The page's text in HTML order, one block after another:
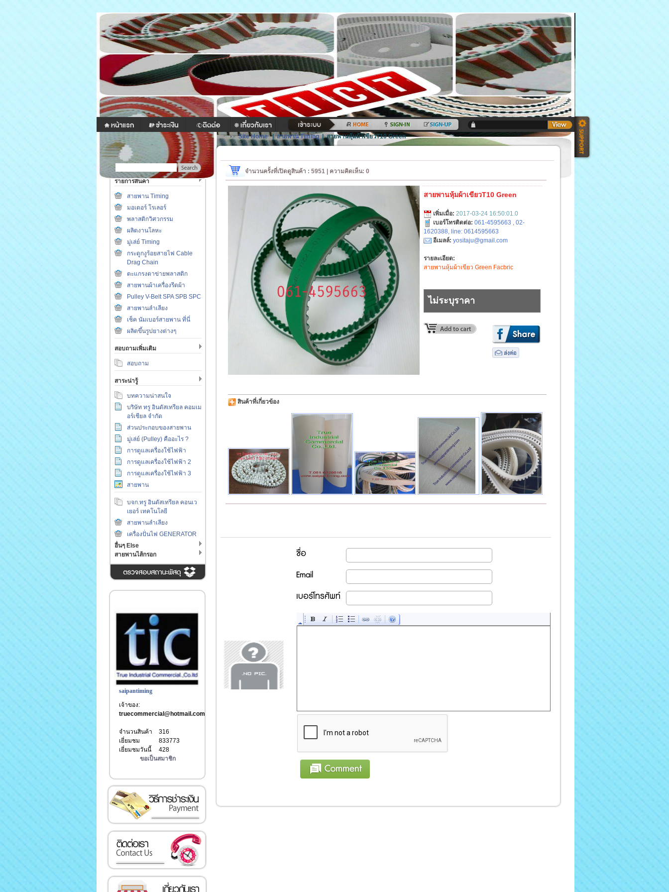
รายการสินค้า
สายพาน Timing
มอเตอร์ โรเลอร์
พลาสติกวิศวกรรม
ผลิตงานโลหะ
มู่เล่ย์ Timing
กระดูกงูร้อยสายไฟ Cable
Drag Chain
ตะแกรงตาข่ายพลาสติก
สายพานผ้าเครื่องรีดผ้า
Pulley V-Belt SPA SPB SPC
สายพานลำเลียง
เช็ค นัมเบอร์สายพาน ที่นี่
ผลิตขึ้นรูปยางต่างๆ
สอบถามเพิ่มเติม
สอบถาม
สาระน่ารู้
บทความน่าสนใจ
บริษัท ทรู อินดัสเทรียล คอมเม
อร์เชียล จำกัด
ส่วนประกอบของสายพาน
มู่เล่ย์ (Pulley) คืออะไร ?
การดูแลเครื่องใช้ไฟฟ้า
การดูแลเครื่องใช้ไฟฟ้า 2
การดูแลเครื่องใช้ไฟฟ้า 3
สายพาน
บจก.ทรู อินดัสเทรียล คอนเว
เยอร์ เทคโนโลยี
สายพานลำเลียง
เครื่องปั่นไฟ GENERATOR
อื่นๆ Else
สายพานไส้กรอก
saipantiming
เจ้าของ:
truecommercial@hotmail.com
จำนวนสินค้า
316
เยี่ยมชม
833773
เยี่ยมชมวันนี้
428
ขอเป็นสมาชิก
Site Home|สายพาน Timing|สายพานหุ้มผ้าเขียวT10 Green
จำนวนครั้งที่เปิดดูสินค้า : 5951 | ความคิดเห็น: 0
สายพานหุ้มผ้าเขียวT10 Green
เพิ่มเมื่อ: 2017-03-24 16:50:01.0
เบอร์โทรติดต่อ: 061-4595663 , 02-
1620388, line: 0614595663
อีเมลล์: yositaju@gmail.com
รายละเอียด:
สายพานหุ้มผ้าเขียว Green Facbric
ไม่ระบุราคา
สินค้าที่เกี่ยวข้อง
ชื่อ
Email
เบอร์โทรศัพท์